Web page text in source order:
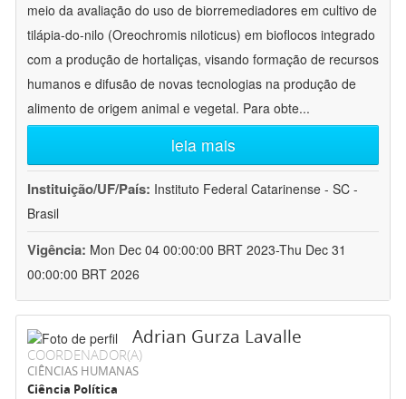
meio da avaliação do uso de biorremediadores em cultivo de
tilápia-do-nilo (Oreochromis niloticus) em bioflocos integrado
com a produção de hortaliças, visando formação de recursos
humanos e difusão de novas tecnologias na produção de
alimento de origem animal e vegetal. Para obte...
leia mais
Instituição/UF/País: Instituto Federal Catarinense - SC -
Brasil
Vigência: Mon Dec 04 00:00:00 BRT 2023-Thu Dec 31
00:00:00 BRT 2026
Adrian Gurza Lavalle
COORDENADOR(A)
CIÊNCIAS HUMANAS
Ciência Política